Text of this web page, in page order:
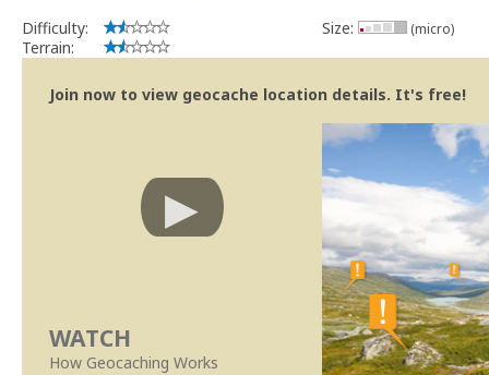
Work with the reviewer, not against him
Difficulty:
Terrain:
Size: (micro)
Join now to view geocache location details. It's free!
WATCH
How Geocaching Works